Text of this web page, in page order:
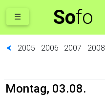
Sofo
☰
⮜ 2005 2006 2007 2008
Montag, 03.08.